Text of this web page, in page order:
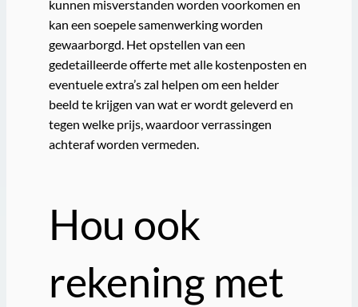
kunnen misverstanden worden voorkomen en
kan een soepele samenwerking worden
gewaarborgd. Het opstellen van een
gedetailleerde offerte met alle kostenposten en
eventuele extra’s zal helpen om een helder
beeld te krijgen van wat er wordt geleverd en
tegen welke prijs, waardoor verrassingen
achteraf worden vermeden.
Hou ook
rekening met